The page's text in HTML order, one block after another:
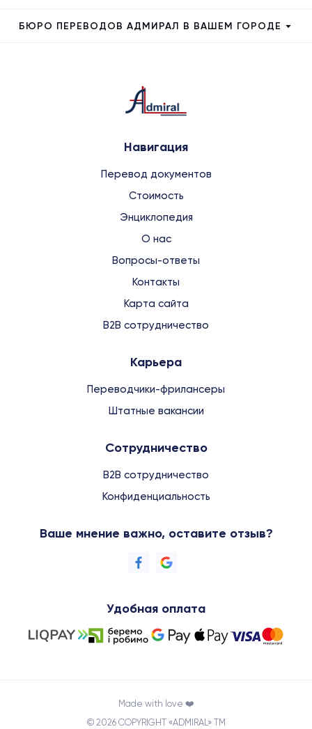
БЮРО ПЕРЕВОДОВ АДМИРАЛ В ВАШЕМ ГОРОДЕ
Навигация
Перевод документов
Стоимость
Энциклопедия
О нас
Вопросы-ответы
Контакты
Карта сайта
B2B сотрудничество
Карьера
Переводчики-фрилансеры
Штатные вакансии
Сотрудничество
B2B сотрудничество
Конфиденциальность
Ваше мнение важно, оставите отзыв?
Удобная оплата
Made with love ❤️
© 2026 COPYRIGHT «ADMIRAL» TM